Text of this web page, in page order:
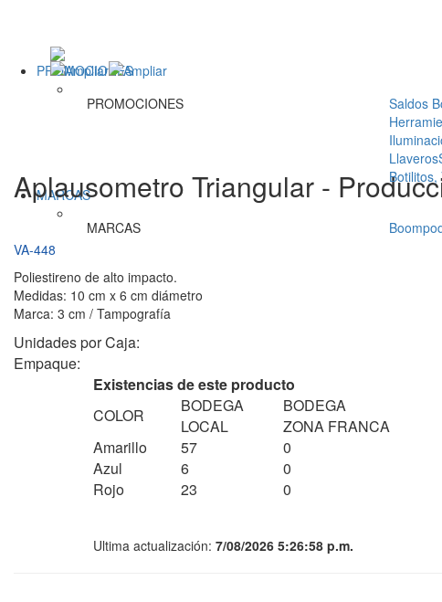
PROMOCIONES
PROMOCIONES
Saldos
Llaveros
Botilitos,
MARCAS
MARCAS
Aplausometro Triangular -
VA-448
Poliestireno de alto impacto.
Medidas: 10 cm x 6 cm diámetro
Marca: 3 cm / Tampografía
Unidades por Caja:
Empaque:
Existencias de este producto
COLOR
BODEGA
LOCAL
BODEGA
ZONA FRANCA
Amarillo
57 0
Azul
6 0
Rojo
23 0
Ultima actualización: 7/08/2026 5:26:58 p.m.